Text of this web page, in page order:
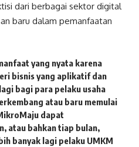
dari berbagai sektor digital
baru dalam pemanfaatan
yang nyata karena
bisnis yang aplikatif dan
bagi para pelaku usaha
atau baru memulai
dapat
atau bahkan tiap bulan,
banyak lagi pelaku UMKM